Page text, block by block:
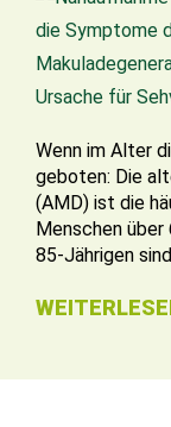
Wenn im Alter
geboten: Die
(AMD) ist die
Menschen
85-Jährigen